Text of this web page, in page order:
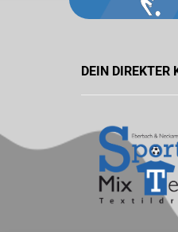
DEIN DIREKTER